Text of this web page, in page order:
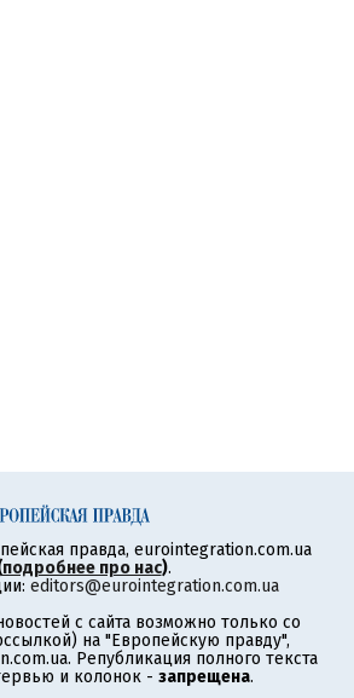
правда, eurointegration.com.ua
подробнее про нас).
editors@eurointegration.com.ua
с сайта возможно только со
на "Европейскую правду",
Републикация полного текста
и колонок - запрещена.